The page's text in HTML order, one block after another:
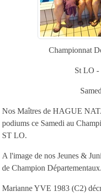
Championnat
St LO -
Nos Maîtres de HAGUE
podiums ce Samedi au
ST LO.
A l'image de nos Jeunes &
de Champion Départementaux.
Marianne YVE 1983 (C2)